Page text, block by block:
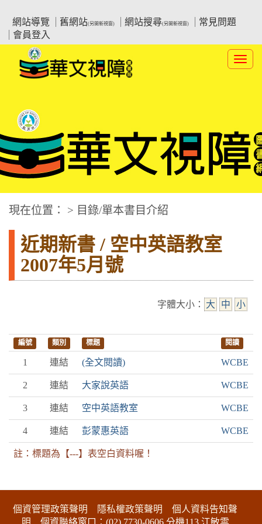
要
網站導覽
舊網站(另開新視窗) 網站搜尋(另開新視窗)
常見問題
會員登入
:::中央區塊
華文視障電子圖書網
現在位置： > 目錄/單本書目介紹
近期新書 / 空中英語教室
2007年5月號
字體大小： 大 中 小
編號 類別 標題 閱讀
1 連結 (全文閱讀) WCBE
2 連結 大家說英語 WCBE
3 連結 空中英語教室 WCBE
4 連結 彭蒙惠英語 WCBE
註：標題為【---】表空白資料喔！
個資管理政策聲明 隱私權政策聲明
個人資料告知聲
明 個資聯絡窗口：(02) 7730-0606 分機113 江敏雲